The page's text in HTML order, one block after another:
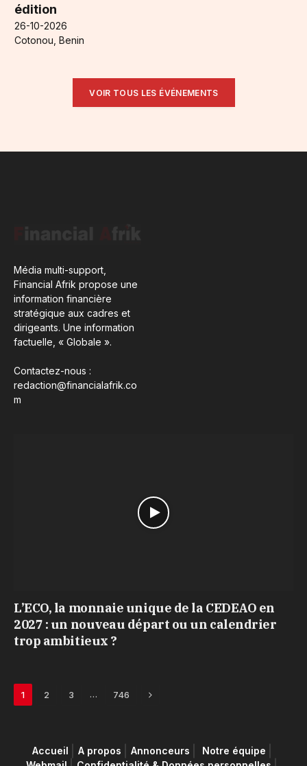
édition
26-10-2026
Cotonou, Benin
VOIR TOUS LES ÉVÉNEMENTS
Média multi-support,
Financial Afrik propose une
information financière
stratégique aux cadres et
dirigeants. Une information
factuelle, « Globale ».
Contactez-nous :
redaction@financialafrik.co
m
L’ECO, la monnaie unique de la CEDEAO en
2027 : un nouveau départ ou un calendrier
trop ambitieux ?
1 2 3 … 746 Next
Accueil A propos Annonceurs
Notre équipe